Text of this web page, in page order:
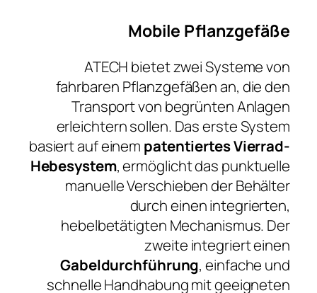
Mobile Pflanzgefäße
ATECH bietet zwei Systeme von
fahrbaren Pflanzgefäßen an, die den
Transport von begrünten Anlagen
erleichtern sollen. Das erste System
basiert auf einem patentiertes Vierrad-
Hebesystem, ermöglicht das punktuelle
manuelle Verschieben der Behälter
durch einen integrierten,
hebelbetätigten Mechanismus. Der
zweite integriert einen
Gabeldurchführung, einfache und
schnelle Handhabung mit geeigneten